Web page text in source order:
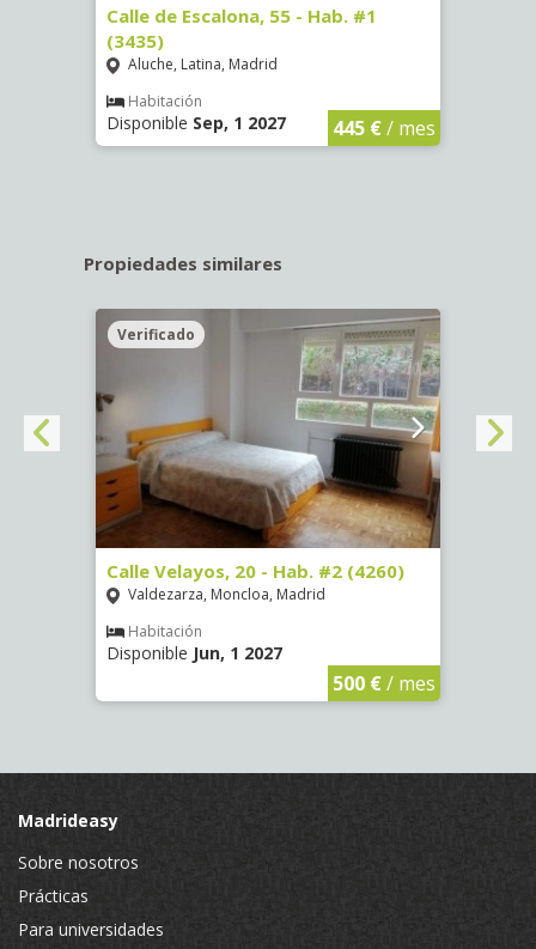
Calle de Escalona, 55 - Hab. #1
(3435)
Aluche, Latina, Madrid
Habitación
Disponible Sep, 1 2027 445 €/ mes
Propiedades similares
Verificado
Calle Velayos, 20 - Hab. #2 (4260)
Valdezarza, Moncloa, Madrid
Habitación
Disponible Jun, 1 2027
500 €/ mes
Madrideasy
Sobre nosotros
Prácticas
Para universidades